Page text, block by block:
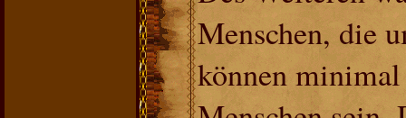
Menschen, die
können